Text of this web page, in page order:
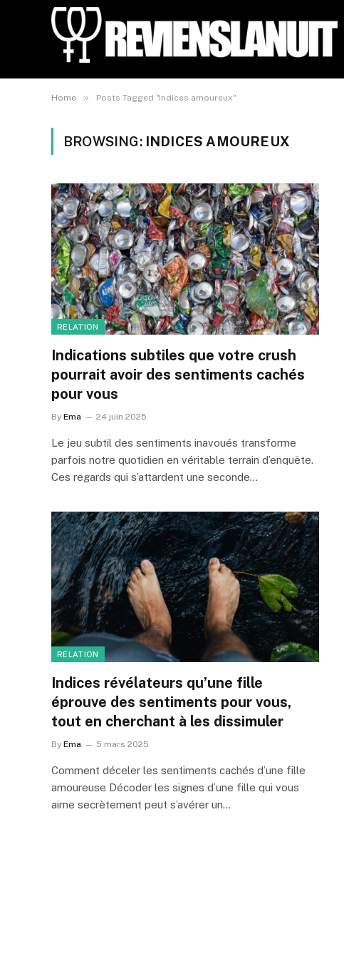
Home » Posts Tagged "indices amoureux"
BROWSING: INDICES AMOUREUX
RELATION
Indications subtiles que votre crush
pourrait avoir des sentiments cachés
pour vous
By Ema 24 juin 2025
Le jeu subtil des sentiments inavoués transforme
parfois notre quotidien en véritable terrain d’enquête.
Ces regards qui s’attardent une seconde…
RELATION
Indices révélateurs qu’une fille
éprouve des sentiments pour vous,
tout en cherchant à les dissimuler
By Ema 5 mars 2025
Comment déceler les sentiments cachés d’une fille
amoureuse Décoder les signes d’une fille qui vous
aime secrètement peut s’avérer un…